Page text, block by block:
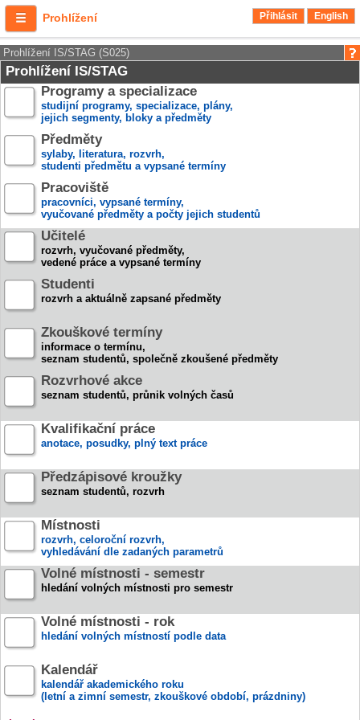
Prohlížení Přihlásit English
Prohlížení IS/STAG (S025)
Prohlížení IS/STAG
Programy a specializace
studijní programy, specializace, plány,
jejich segmenty, bloky a předměty
Předměty
sylaby, literatura, rozvrh,
studenti předmětu a vypsané termíny
Pracoviště
pracovníci, vypsané termíny,
vyučované předměty a počty jejich studentů
Učitelé
rozvrh, vyučované předměty,
vedené práce a vypsané termíny
Studenti
rozvrh a aktuálně zapsané předměty
Zkouškové termíny
informace o termínu,
seznam studentů, společně zkoušené předměty
Rozvrhové akce
seznam studentů, průnik volných časů
Kvalifikační práce
anotace, posudky, plný text práce
Předzápisové kroužky
seznam studentů, rozvrh
Místnosti
rozvrh, celoroční rozvrh,
vyhledávání dle zadaných parametrů
Volné místnosti - semestr
hledání volných místnosti pro semestr
Volné místnosti - rok
hledání volných místností podle data
Kalendář
kalendář akademického roku
(letní a zimní semestr, zkouškové období, prázdniny)